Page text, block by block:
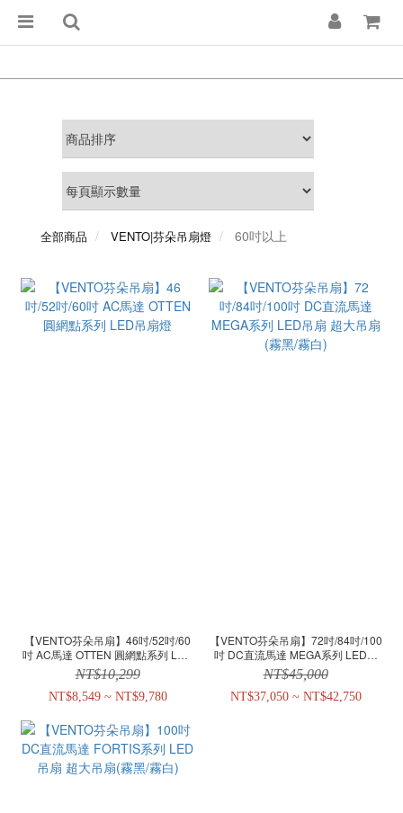
全部商品 VENTO|芬朵吊扇燈 60吋以上
【VENTO芬朵吊扇】46吋/52吋/60
吋 AC馬達 OTTEN 圓網點系列 LED
吊扇燈
NT$10,299
NT$8,549 ~ NT$9,780
【VENTO芬朵吊扇】72吋/84吋/100
吋 DC直流馬達 MEGA系列 LED吊
扇 超大吊扇(霧黑/霧白)
NT$45,000
NT$37,050 ~ NT$42,750